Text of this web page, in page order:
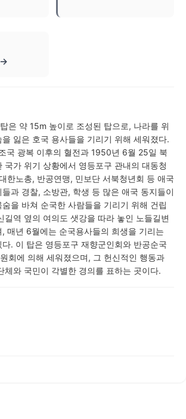
→
은 약 15m 높이로 조성된 탑으로, 나라를 위
잃은 호국 용사들을 기리기 위해 세워졌다.
국 광복 이후의 혈전과 1950년 6월 25일 북
국가 위기 상황에서 영등포구 관내의 대동청
한노총, 반공연맹, 민보단 서북청년회 등 애국
과 경찰, 소방관, 학생 등 많은 애국 동지들이
을 바쳐 순국한 사람들을 기리기 위해 건립
길역 옆의 여의도 샛강을 따라 놓인 노들길변
매년 6월에는 순국용사들의 희생을 기리는
. 이 탑은 영등포구 재향군인회와 반공순국
회에 의해 세워졌으며, 그 헌신적인 행동과
체와 국민이 각별한 경의를 표하는 곳이다.